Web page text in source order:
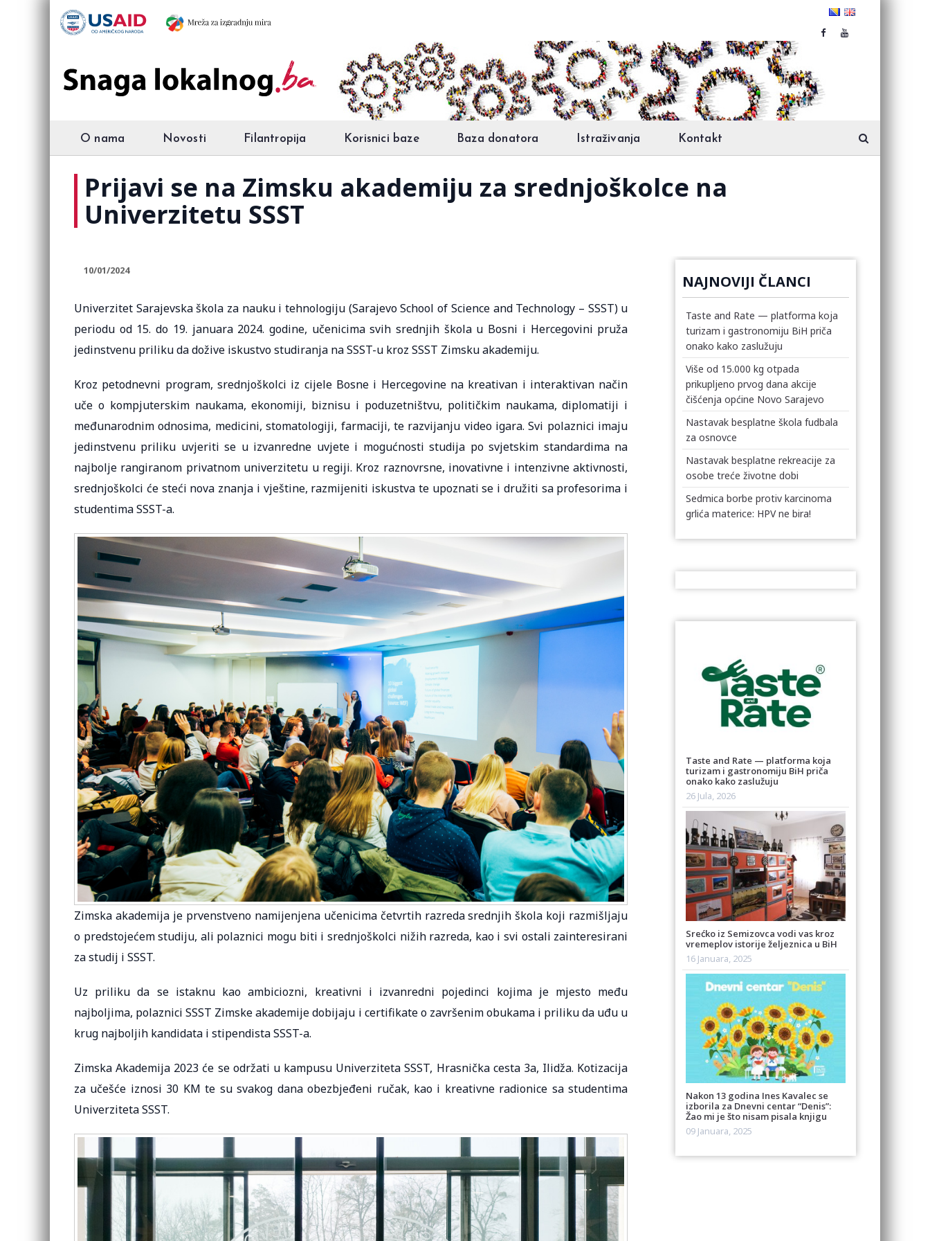
O nama Novosti Filantropija Korisnici baze Baza donatora Istraživanja Kontakt
Prijavi se na Zimsku akademiju za srednjoškolce na
Univerzitetu SSST
10/01/2024
Univerzitet Sarajevska škola za nauku i tehnologiju (Sarajevo School of Science and Technology – SSST) u
periodu od 15. do 19. januara 2024. godine, učenicima svih srednjih škola u Bosni i Hercegovini pruža
jedinstvenu priliku da dožive iskustvo studiranja na SSST-u kroz SSST Zimsku akademiju.
Kroz petodnevni program, srednjoškolci iz cijele Bosne i Hercegovine na kreativan i interaktivan način
uče o kompjuterskim naukama, ekonomiji, biznisu i poduzetništvu, političkim naukama, diplomatiji i
međunarodnim odnosima, medicini, stomatologiji, farmaciji, te razvijanju video igara. Svi polaznici imaju
jedinstvenu priliku uvjeriti se u izvanredne uvjete i mogućnosti studija po svjetskim standardima na
najbolje rangiranom privatnom univerzitetu u regiji. Kroz raznovrsne, inovativne i intenzivne aktivnosti,
srednjoškolci će steći nova znanja i vještine, razmijeniti iskustva te upoznati se i družiti sa profesorima i
studentima SSST-a.
Zimska akademija je prvenstveno namijenjena učenicima četvrtih razreda srednjih škola koji razmišljaju
o predstojećem studiju, ali polaznici mogu biti i srednjoškolci nižih razreda, kao i svi ostali zainteresirani
za studij i SSST.
Uz priliku da se istaknu kao ambiciozni, kreativni i izvanredni pojedinci kojima je mjesto među
najboljima, polaznici SSST Zimske akademije dobijaju i certifikate o završenim obukama i priliku da uđu u
krug najboljih kandidata i stipendista SSST-a.
Zimska Akademija 2023 će se održati u kampusu Univerziteta SSST, Hrasnička cesta 3a, Ilidža. Kotizacija
za učešće iznosi 30 KM te su svakog dana obezbjeđeni ručak, kao i kreativne radionice sa studentima
Univerziteta SSST.
NAJNOVIJI ČLANCI
Taste and Rate — platforma koja
turizam i gastronomiju BiH priča
onako kako zaslužuju
Više od 15.000 kg otpada
prikupljeno prvog dana akcije
čišćenja općine Novo Sarajevo
Nastavak besplatne škola fudbala
za osnovce
Nastavak besplatne rekreacije za
osobe treće životne dobi
Sedmica borbe protiv karcinoma
grlića materice: HPV ne bira!
Taste and Rate — platforma koja
turizam i gastronomiju BiH priča
onako kako zaslužuju
26 Jula, 2026
Srećko iz Semizovca vodi vas kroz
vremeplov istorije željeznica u BiH
16 Januara, 2025
Nakon 13 godina Ines Kavalec se
izborila za Dnevni centar “Denis”:
Žao mi je što nisam pisala knjigu
09 Januara, 2025